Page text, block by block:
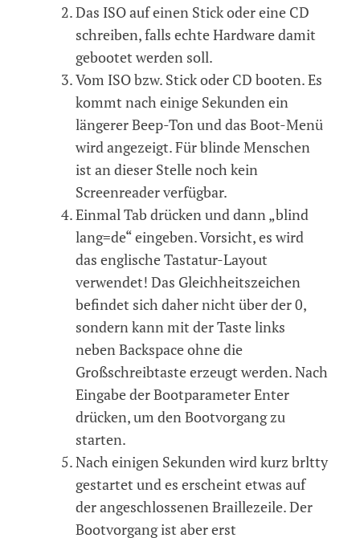
Das ISO auf einen Stick oder eine CD
schreiben, falls echte Hardware damit
gebootet werden soll.
Vom ISO bzw. Stick oder CD booten. Es
kommt nach einige Sekunden ein
längerer Beep-Ton und das Boot-Menü
wird angezeigt. Für blinde Menschen
ist an dieser Stelle noch kein
Screenreader verfügbar.
Einmal Tab drücken und dann „blind
lang=de“ eingeben. Vorsicht, es wird
das englische Tastatur-Layout
verwendet! Das Gleichheitszeichen
befindet sich daher nicht über der 0,
sondern kann mit der Taste links
neben Backspace ohne die
Großschreibtaste erzeugt werden. Nach
Eingabe der Bootparameter Enter
drücken, um den Bootvorgang zu
starten.
Nach einigen Sekunden wird kurz brltty
gestartet und es erscheint etwas auf
der angeschlossenen Braillezeile. Der
Bootvorgang ist aber erst